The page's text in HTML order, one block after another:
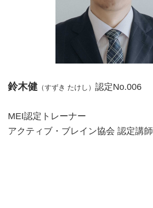
鈴木健 （すずき たけし） 認定No.006
MEI認定トレーナー
アクティブ・ブレイン協会 認定講師